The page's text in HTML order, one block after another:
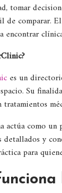
tomar
de comparar.
encontrar
es un
Su
tratamientos
actúa como
y
para